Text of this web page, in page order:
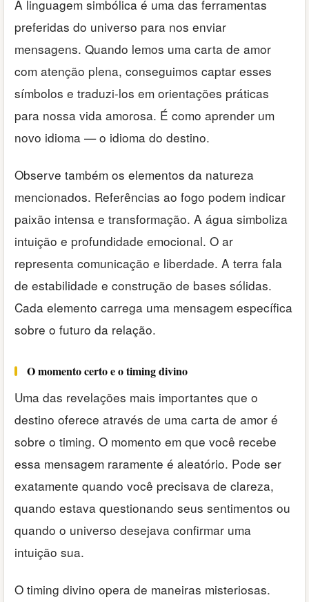
A linguagem simbólica é uma das ferramentas
preferidas do universo para nos enviar
mensagens. Quando lemos uma carta de amor
com atenção plena, conseguimos captar esses
símbolos e traduzi-los em orientações práticas
para nossa vida amorosa. É como aprender um
novo idioma — o idioma do destino.
Observe também os elementos da natureza
mencionados. Referências ao fogo podem indicar
paixão intensa e transformação. A água simboliza
intuição e profundidade emocional. O ar
representa comunicação e liberdade. A terra fala
de estabilidade e construção de bases sólidas.
Cada elemento carrega uma mensagem específica
sobre o futuro da relação.
O momento certo e o timing divino
Uma das revelações mais importantes que o
destino oferece através de uma carta de amor é
sobre o timing. O momento em que você recebe
essa mensagem raramente é aleatório. Pode ser
exatamente quando você precisava de clareza,
quando estava questionando seus sentimentos ou
quando o universo desejava confirmar uma
intuição sua.
O timing divino opera de maneiras misteriosas.